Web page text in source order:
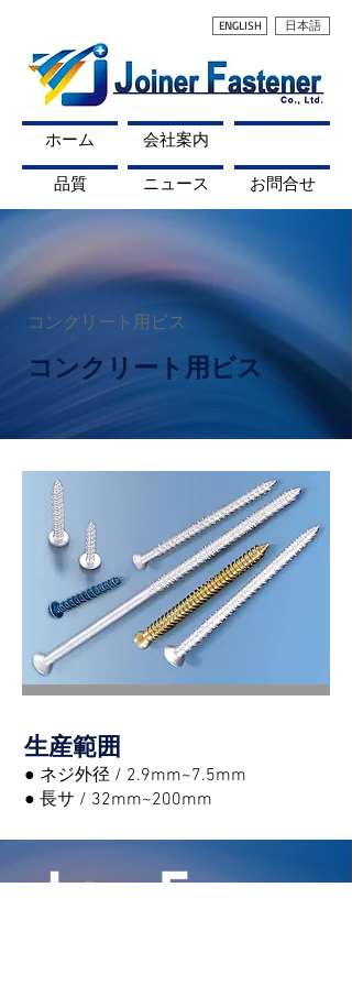
ENGLISH 日本語
ホーム 会社案内
品質 ニュース お問合せ
コンクリート用ビス
コンクリート用ビス
生産範囲
● ネジ外径 / 2.9mm~7.5mm
● 長サ / 32mm~200mm